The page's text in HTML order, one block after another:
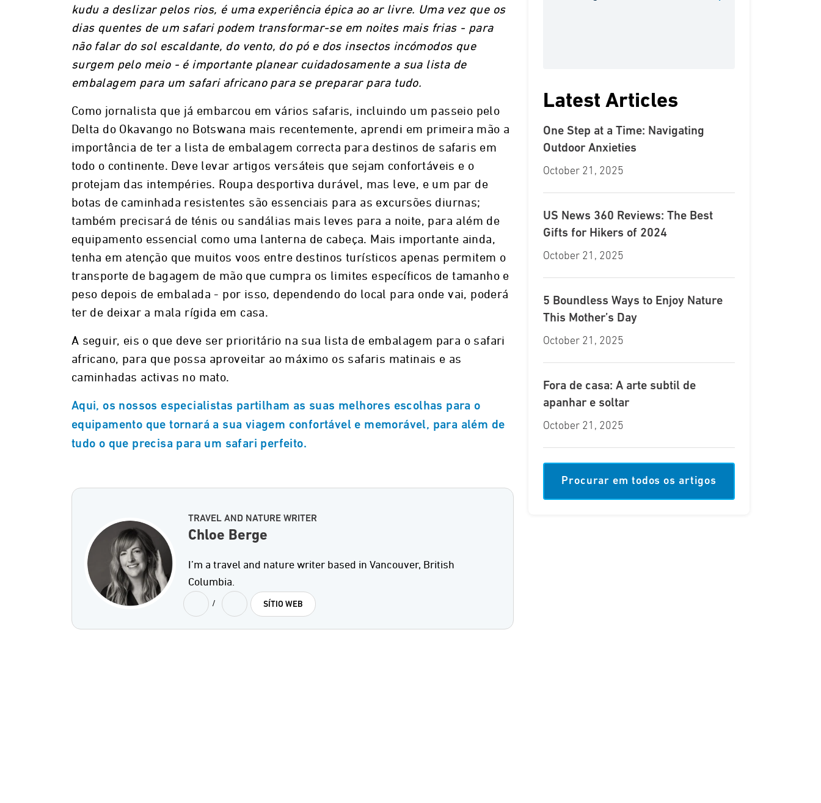
kudu a deslizar pelos rios, é uma experiência épica ao ar livre. Uma vez que os
dias quentes de um safari podem transformar-se em noites mais frias - para
não falar do sol escaldante, do vento, do pó e dos insectos incómodos que
surgem pelo meio - é importante planear cuidadosamente a sua lista de
embalagem para um safari africano para se preparar para tudo.
Como jornalista que já embarcou em vários safaris, incluindo um passeio pelo
Delta do Okavango no Botswana mais recentemente, aprendi em primeira mão a
importância de ter a lista de embalagem correcta para destinos de safaris em
todo o continente. Deve levar artigos versáteis que sejam confortáveis e o
protejam das intempéries. Roupa desportiva durável, mas leve, e um par de
botas de caminhada resistentes são essenciais para as excursões diurnas;
também precisará de ténis ou sandálias mais leves para a noite, para além de
equipamento essencial como uma lanterna de cabeça. Mais importante ainda,
tenha em atenção que muitos voos entre destinos turísticos apenas permitem o
transporte de bagagem de mão que cumpra os limites específicos de tamanho e
peso depois de embalada - por isso, dependendo do local para onde vai, poderá
ter de deixar a mala rígida em casa.
A seguir, eis o que deve ser prioritário na sua lista de embalagem para o safari
africano, para que possa aproveitar ao máximo os safaris matinais e as
caminhadas activas no mato.
Aqui, os nossos especialistas partilham as suas melhores escolhas para o
equipamento que tornará a sua viagem confortável e memorável, para além de
tudo o que precisa para um safari perfeito.
TRAVEL AND NATURE WRITER
Chloe Berge
I’m a travel and nature writer based in Vancouver, British
Columbia.
/ SÍTIO WEB
Latest Articles
One Step at a Time: Navigating
Outdoor Anxieties
October 21, 2025
US News 360 Reviews: The Best
Gifts for Hikers of 2024
October 21, 2025
5 Boundless Ways to Enjoy Nature
This Mother’s Day
October 21, 2025
Fora de casa: A arte subtil de
apanhar e soltar
October 21, 2025
Procurar em todos os artigos